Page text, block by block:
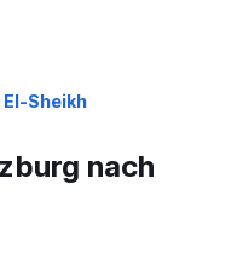
El-Sheikh
nach